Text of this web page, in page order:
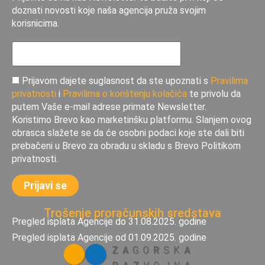
doznati novosti koje naša agencija pruža svojim
korisnicima.
Prijavom dajete suglasnost da ste upoznati s Pravilima
privatnosti i Pravilima o korištenju kolačića te privolu da
putem Vaše e-mail adrese primate Newsletter.
Koristimo Brevo kao marketinšku platformu. Slanjem ovog
obrasca slažete se da će osobni podaci koje ste dali biti
prebačeni u Brevo za obradu u skladu s Brevo Politikom
privatnosti.
Trošenje proračunskih sredstava
Pregled isplata Agencije do 31.08.2025. godine
Pregled isplata Agencije od 01.09.2025. godine